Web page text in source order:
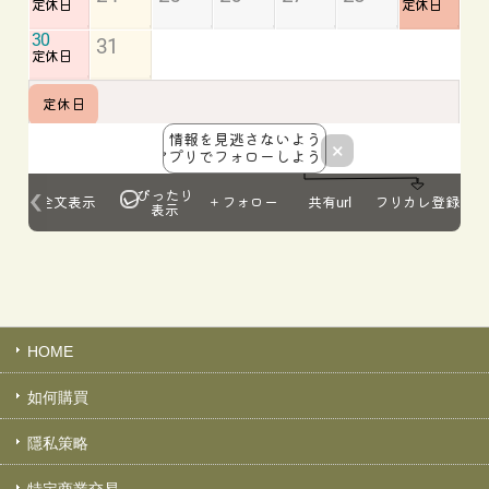
HOME
如何購買
隱私策略